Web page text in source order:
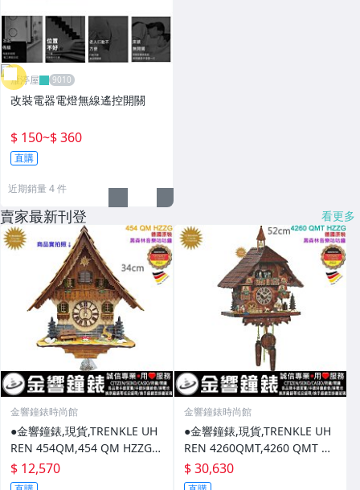
雁渟屋
改裝電器電燈無線遙控開關
$ 150~$ 360
直購
近期銷量 4 件
賣家最新刊登 看更多
金響鐘錶時尚館
●金響鐘錶,現貨,TRENKLE UH
REN 454QM,454 QM HZZG,
黑森林,咕咕鐘,原木原野鄉村
屋,布穀鐘
$ 12,570
金響鐘錶時尚館
●金響鐘錶,現貨,TRENKLE UH
REN 4260QMT,4260 QMT HZ
ZG,黑森林,咕咕鐘,原木原野鄉
村屋
$ 30,630